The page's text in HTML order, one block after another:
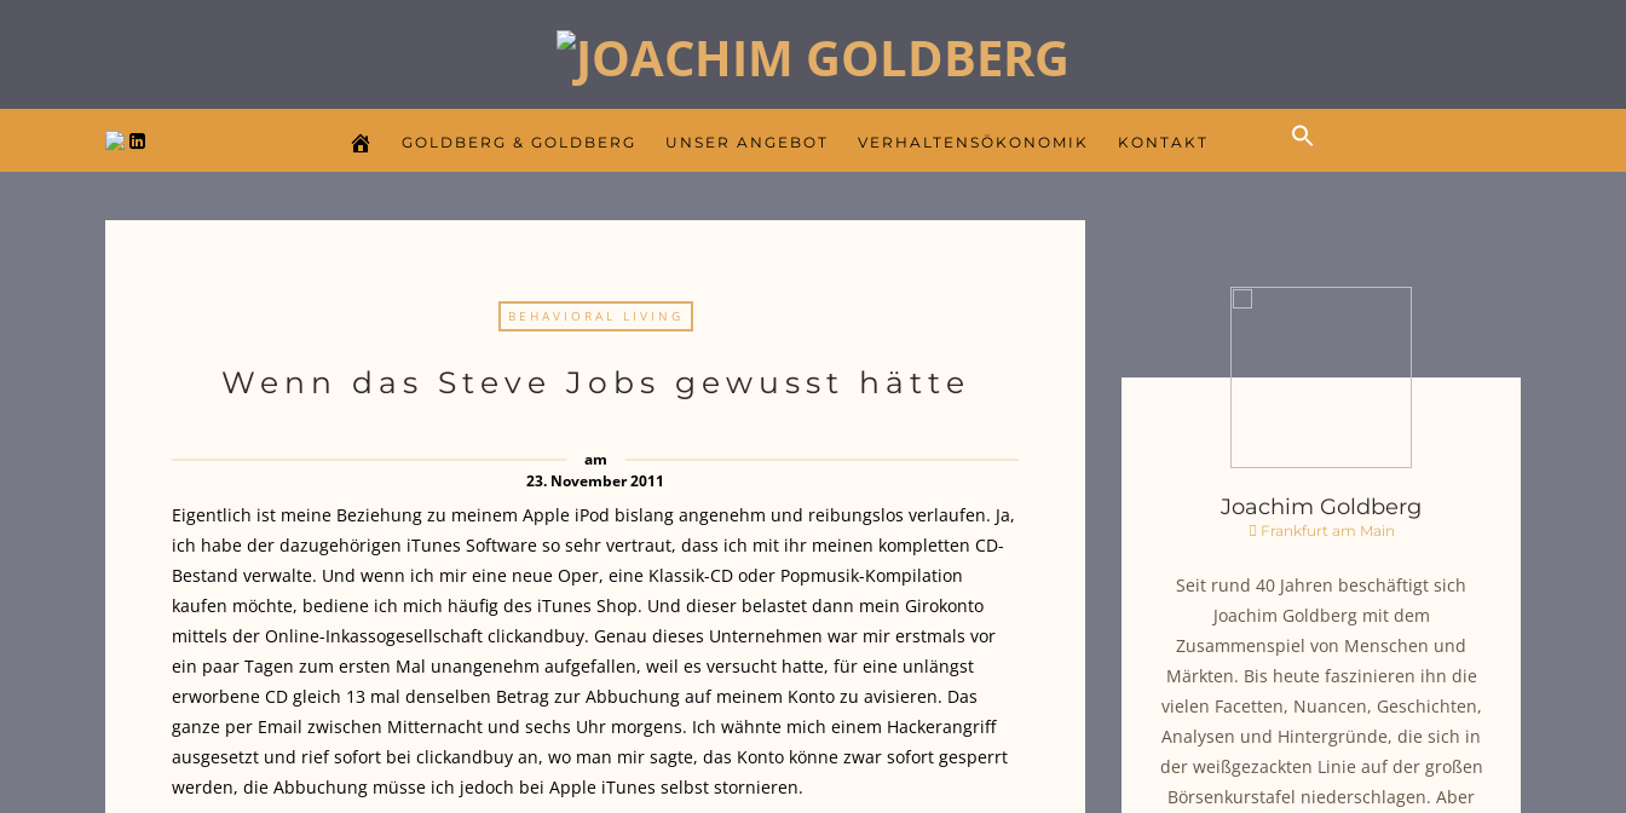
GOLDBERG & GOLDBERG UNSER ANGEBOT VERHALTENSÖKONOMIK KONTAKT
BEHAVIORAL LIVING
Wenn das Steve Jobs gewusst hätte
am
23. November 2011
Eigentlich ist meine Beziehung zu meinem Apple iPod bislang angenehm und reibungslos verlaufen. Ja,
ich habe der dazugehörigen iTunes Software so sehr vertraut, dass ich mit ihr meinen kompletten CD-
Bestand verwalte. Und wenn ich mir eine neue Oper, eine Klassik-CD oder Popmusik-Kompilation
kaufen möchte, bediene ich mich häufig des iTunes Shop. Und dieser belastet dann mein Girokonto
mittels der Online-Inkassogesellschaft clickandbuy. Genau dieses Unternehmen war mir erstmals vor
ein paar Tagen zum ersten Mal unangenehm aufgefallen, weil es versucht hatte, für eine unlängst
erworbene CD gleich 13 mal denselben Betrag zur Abbuchung auf meinem Konto zu avisieren. Das
ganze per Email zwischen Mitternacht und sechs Uhr morgens. Ich wähnte mich einem Hackerangriff
ausgesetzt und rief sofort bei clickandbuy an, wo man mir sagte, das Konto könne zwar sofort gesperrt
werden, die Abbuchung müsse ich jedoch bei Apple iTunes selbst stornieren.
Joachim Goldberg
Frankfurt am Main
Seit rund 40 Jahren beschäftigt sich
Joachim Goldberg mit dem
Zusammenspiel von Menschen und
Märkten. Bis heute faszinieren ihn die
vielen Facetten, Nuancen, Geschichten,
Analysen und Hintergründe, die sich in
der weißgezackten Linie auf der großen
Börsenkurstafel niederschlagen. Aber